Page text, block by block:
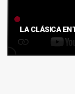
LA CLÁSICA